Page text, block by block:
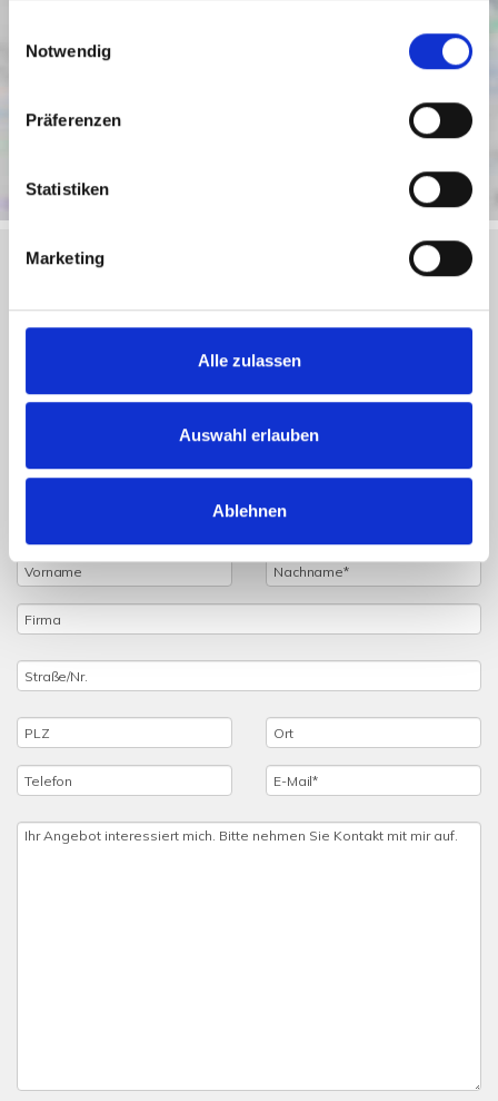
Notwendig
Präferenzen
Statistiken
Marketing
Alle zulassen
Auswahl erlauben
Ablehnen
Objektanfrage
einen Besichtigungstermin vereinbaren, dann füllen Sie
einfach das untenstehende Formular vollständig aus und
wir setzen uns schnellstmöglich mit Ihnen in Verbindung.